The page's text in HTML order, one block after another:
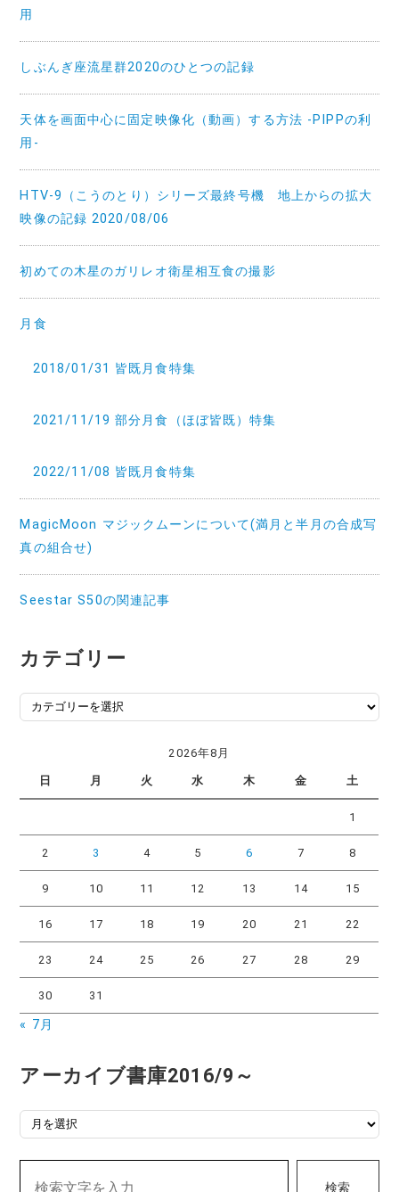
用
しぶんぎ座流星群2020のひとつの記録
天体を画面中心に固定映像化（動画）する方法 -PIPPの利
用-
HTV-9（こうのとり）シリーズ最終号機 地上からの拡大
映像の記録 2020/08/06
初めての木星のガリレオ衛星相互食の撮影
月食
2018/01/31 皆既月食特集
2021/11/19 部分月食（ほぼ皆既）特集
2022/11/08 皆既月食特集
MagicMoon マジックムーンについて(満月と半月の合成写
真の組合せ)
Seestar S50の関連記事
カテゴリー
カ
テ
ー
2026年8月
日 月 火 水 木 金 土
1
2 3 4 5 6 7 8
9 10 11 12 13 14 15
16 17 18 19 20 21 22
23 24 25 26 27 28 29
30 31
« 7月
アーカイブ書庫2016/9～
アーカイブ書庫2016/9～
検索